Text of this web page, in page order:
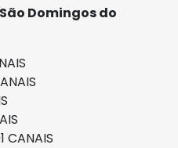
Domingos do
CANAIS